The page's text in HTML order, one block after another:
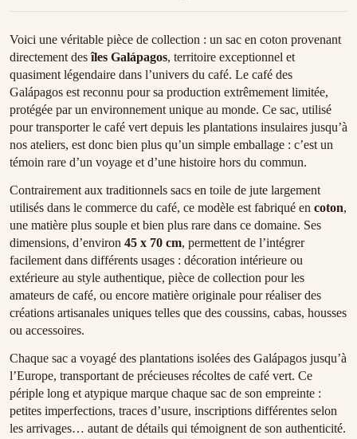
Voici une véritable pièce de collection : un sac en coton provenant
directement desîles Galápagos, territoire exceptionnel et
quasiment légendaire dans l’univers du café. Le café des
Galápagos est reconnu pour sa production extrêmement limitée,
protégée par un environnement unique au monde. Ce sac, utilisé
pour transporter le café vert depuis les plantations insulaires jusqu’à
nos ateliers, est donc bien plus qu’un simple emballage : c’est un
témoin rare d’un voyage et d’une histoire hors du commun.
Contrairement aux traditionnels sacs en toile de jute largement
utilisés dans le commerce du café, ce modèle est fabriqué en coton,
une matière plus souple et bien plus rare dans ce domaine. Ses
dimensions, d’environ 45 x 70 cm, permettent de l’intégrer
facilement dans différents usages : décoration intérieure ou
extérieure au style authentique, pièce de collection pour les
amateurs de café, ou encore matière originale pour réaliser des
créations artisanales uniques telles que des coussins, cabas, housses
ou accessoires.
Chaque sac a voyagé des plantations isolées des Galápagos jusqu’à
l’Europe, transportant de précieuses récoltes de café vert. Ce
périple long et atypique marque chaque sac de son empreinte :
petites imperfections, traces d’usure, inscriptions différentes selon
les arrivages… autant de détails qui témoignent de son authenticité.